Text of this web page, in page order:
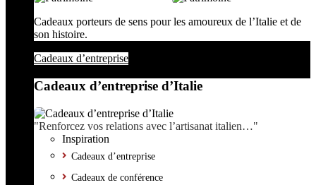
Cadeaux porteurs de sens pour les amoureux de l’Italie et de
son histoire.
Cadeaux d’entreprise
Cadeaux d’entreprise d’Italie
"Renforcez vos relations avec l’artisanat italien…"
Inspiration
Cadeaux d’entreprise
Cadeaux de conférence